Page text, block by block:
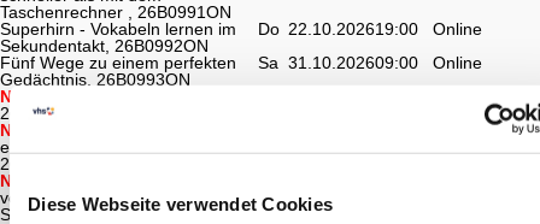
Diese Webseite verwendet Cookies
Taschenrechner , 26B0991ON
Superhirn - Vokabeln lernen im
Sekundentakt, 26B0992ON
Do 22.10.202619:00
Online
Fünf Wege zu einem perfekten
Gedächtnis, 26B0993ON
Sa 31.10.202609:00
Online
NEU
26B120606
Bissingen
NEU
entspannten Spaziergang,
26B120724
Marbach am
NEU
vorbereiten, 26B1208ONA
Silvester entspannt vorbereiten,
Di 15.12.2026